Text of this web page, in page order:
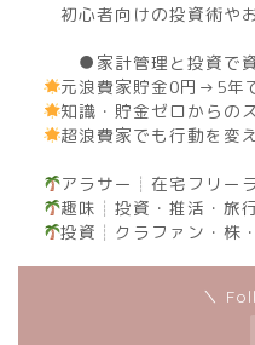
初心者向けの投資術や
●家計管理と投資で
元浪費家貯金0円→5年
知識・貯金ゼロからの
超浪費家でも行動を変
アラサー┊︎在宅フリー
趣味┊︎投資・推活・旅
投資┊︎クラファン・株
＼